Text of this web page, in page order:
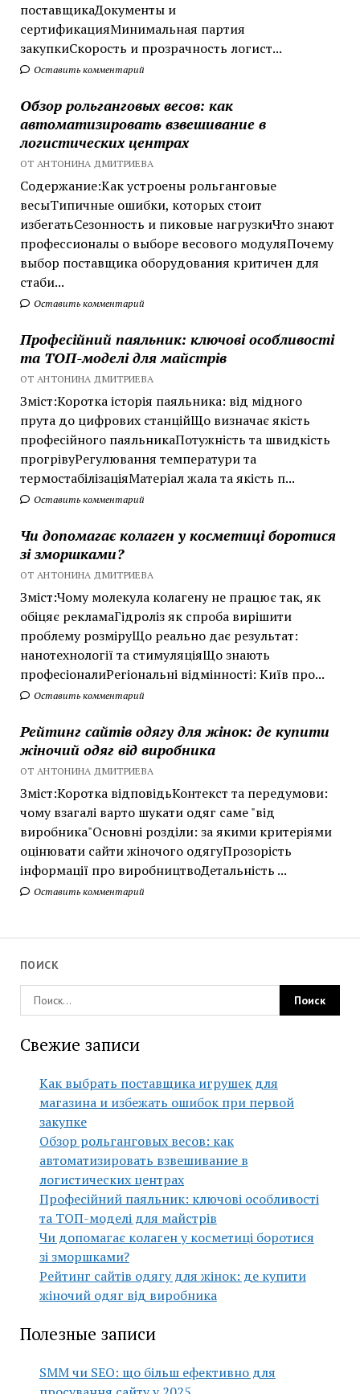
поставщикаДокументы и
сертификацияМинимальная партия
закупкиСкорость и прозрачность логист...
Оставить комментарий
Обзор рольганговых весов: как
автоматизировать взвешивание в
логистических центрах
ОТ АНТОНИНА ДМИТРИЕВА
Содержание:Как устроены рольганговые
весыТипичные ошибки, которых стоит
избегатьСезонность и пиковые нагрузкиЧто знают
профессионалы о выборе весового модуляПочему
выбор поставщика оборудования критичен для
стаби...
Оставить комментарий
Професійний паяльник: ключові особливості
та ТОП-моделі для майстрів
ОТ АНТОНИНА ДМИТРИЕВА
Зміст:Коротка історія паяльника: від мідного
прута до цифрових станційЩо визначає якість
професійного паяльникаПотужність та швидкість
прогрівуРегулювання температури та
термостабілізаціяМатеріал жала та якість п...
Оставить комментарий
Чи допомагає колаген у косметиці боротися
зі зморшками?
ОТ АНТОНИНА ДМИТРИЕВА
Зміст:Чому молекула колагену не працює так, як
обіцяє рекламаГідроліз як спроба вирішити
проблему розміруЩо реально дає результат:
нанотехнології та стимуляціяЩо знають
професіоналиРегіональні відмінності: Київ про...
Оставить комментарий
Рейтинг сайтів одягу для жінок: де купити
жіночий одяг від виробника
ОТ АНТОНИНА ДМИТРИЕВА
Зміст:Коротка відповідьКонтекст та передумови:
чому взагалі варто шукати одяг саме "від
виробника"Основні розділи: за якими критеріями
оцінювати сайти жіночого одягуПрозорість
інформації про виробництвоДетальність ...
Оставить комментарий
ПОИСК
Свежие записи
Как выбрать поставщика игрушек для
магазина и избежать ошибок при первой
закупке
Обзор рольганговых весов: как
автоматизировать взвешивание в
логистических центрах
Професійний паяльник: ключові особливості
та ТОП-моделі для майстрів
Чи допомагає колаген у косметиці боротися
зі зморшками?
Рейтинг сайтів одягу для жінок: де купити
жіночий одяг від виробника
Полезные записи
SMM чи SEO: що більш ефективно для